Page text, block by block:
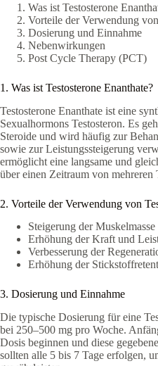
Was ist Testosterone
Vorteile der Verwendung
Dosierung und Einnahme
Nebenwirkungen
Post Cycle Therapy (PCT)
1. Was ist Testosterone Enanthate?
Testosterone Enanthate ist eine
Sexualhormons Testosteron. Es
Steroide und wird häufig zur
sowie zur Leistungssteigerung
ermöglicht eine langsame und
über einen Zeitraum von mehreren
2. Vorteile der Verwendung von
Steigerung der Muskelmasse
Erhöhung der Kraft und
Verbesserung der
Erhöhung der
3. Dosierung und Einnahme
Die typische Dosierung für eine
bei 250–500 mg pro Woche.
Dosis beginnen und diese
sollten alle 5 bis 7 Tage erfolgen,